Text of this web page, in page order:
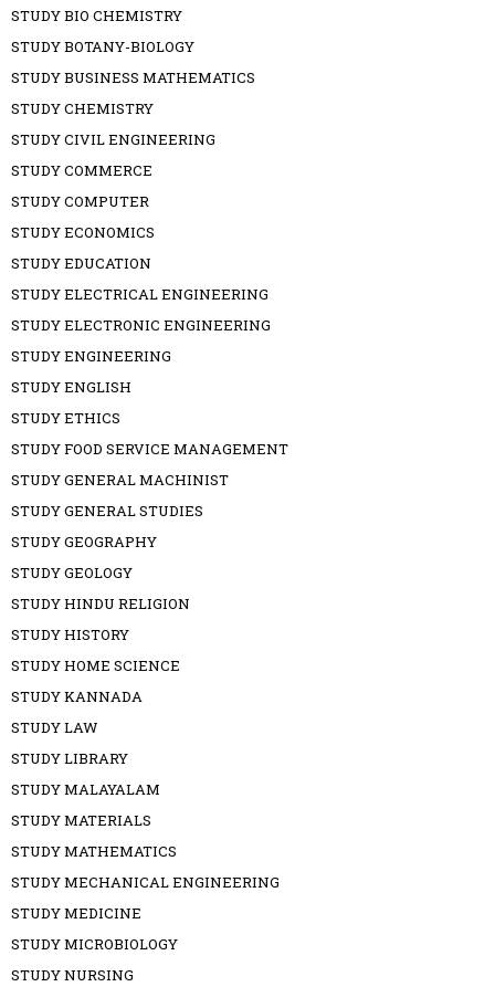
STUDY BIO CHEMISTRY
STUDY BOTANY-BIOLOGY
STUDY BUSINESS MATHEMATICS
STUDY CHEMISTRY
STUDY CIVIL ENGINEERING
STUDY COMMERCE
STUDY COMPUTER
STUDY ECONOMICS
STUDY EDUCATION
STUDY ELECTRICAL ENGINEERING
STUDY ELECTRONIC ENGINEERING
STUDY ENGINEERING
STUDY ENGLISH
STUDY ETHICS
STUDY FOOD SERVICE MANAGEMENT
STUDY GENERAL MACHINIST
STUDY GENERAL STUDIES
STUDY GEOGRAPHY
STUDY GEOLOGY
STUDY HINDU RELIGION
STUDY HISTORY
STUDY HOME SCIENCE
STUDY KANNADA
STUDY LAW
STUDY LIBRARY
STUDY MALAYALAM
STUDY MATERIALS
STUDY MATHEMATICS
STUDY MECHANICAL ENGINEERING
STUDY MEDICINE
STUDY MICROBIOLOGY
STUDY NURSING